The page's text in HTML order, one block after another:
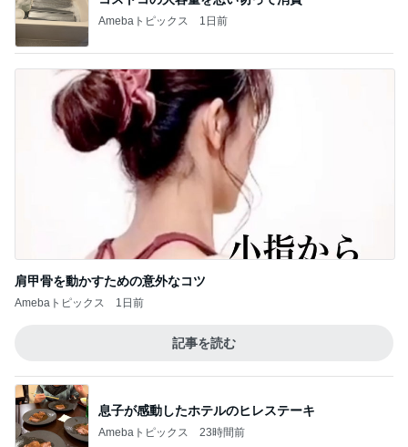
晩酌が進む長芋の簡単おつまみ
Amebaトピックス 23時間前
記事を読む
團十郎 旅の疲れに飲んだお茶
Amebaトピックス
ジャンル人気記事ランキング
1
たまさんのおすすめNetflixドラマ「鉄槌教
師」は、もっと見たいもっと見たい！なんで1
0話完？
マズル刑事